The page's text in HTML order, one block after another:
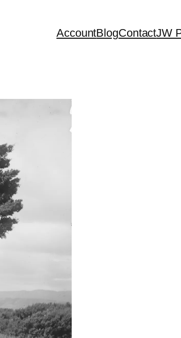
AccountBlogContactJW